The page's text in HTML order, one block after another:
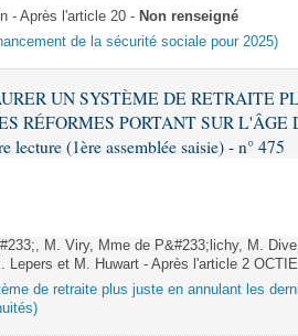
- Après l'article 20 - Non renseigné
de la sécurité sociale pour 2025)
UN SYSTÈME DE RETRAITE
RÉFORMES PORTANT SUR L'ÂGE
(1ère assemblée saisie) - n° 475
M. Viry, Mme de P&#233;lichy, M.
Lepers et M. Huwart - Après l'article 2
de retraite plus juste en annulant les